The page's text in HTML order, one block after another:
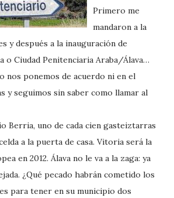
Primero me
mandaron a la
y después a la inauguración de
o Ciudad Penitenciaria Araba/Álava…
nos ponemos de acuerdo ni en el
y seguimos sin saber como llamar al
Berria, uno de cada cien gasteiztarras
a la puerta de casa. Vitoria será la
en 2012. Álava no le va a la zaga: ya
¿Qué pecado habrán cometido los
para tener en su municipio dos